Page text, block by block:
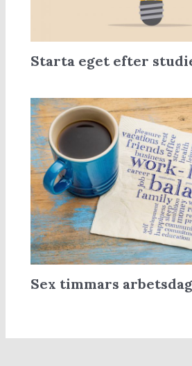
Starta eget efter
Sex timmars arbetsdag